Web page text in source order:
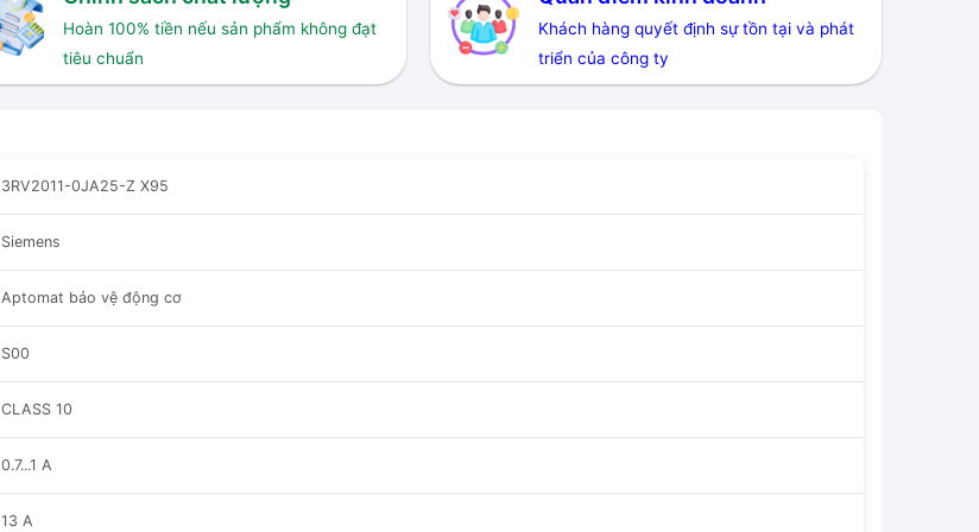
Hoàn 100% tiền nếu sản phẩm không đạt
tiêu chuẩn
Khách hàng quyết định sự tồn tại và phát
triển của công ty
3RV2011-0JA25-Z X95
Siemens
Aptomat bảo vệ động cơ
S00
CLASS 10
0.7...1 A
13 A